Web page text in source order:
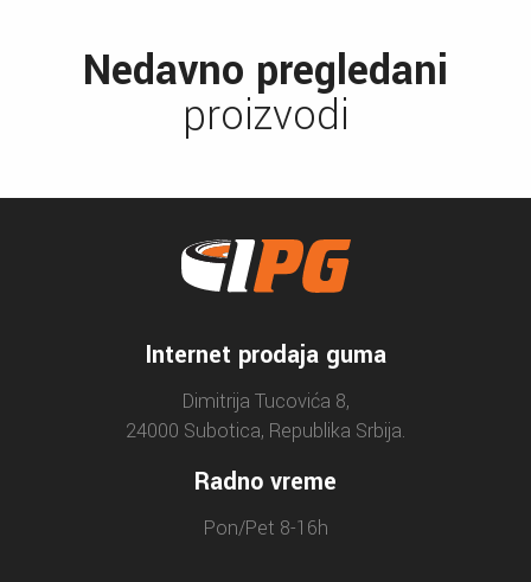
Nedavno pregledani
proizvodi
Internet prodaja guma
Dimitrija Tucovića 8,
24000 Subotica, Republika Srbija.
Radno vreme
Pon/Pet 8-16h